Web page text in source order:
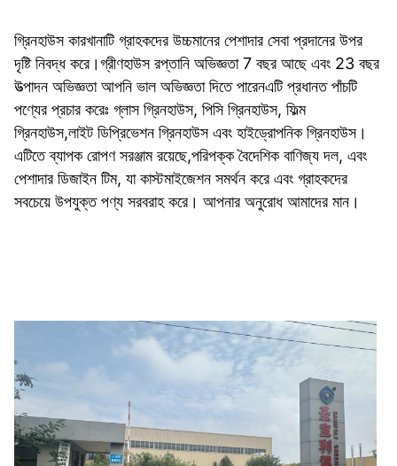
গ্রিনহাউস কারখানাটি গ্রাহকদের উচ্চমানের পেশাদার সেবা প্রদানের উপর
দৃষ্টি নিবদ্ধ করে।গ্রীণহাউস রপ্তানি অভিজ্ঞতা 7 বছর আছে এবং 23 বছর
উত্পাদন অভিজ্ঞতা আপনি ভাল অভিজ্ঞতা দিতে পারেনএটি প্রধানত পাঁচটি
পণ্যের প্রচার করেঃ গ্লাস গ্রিনহাউস, পিসি গ্রিনহাউস, ফিল্ম
গ্রিনহাউস,লাইট ডিপ্রিভেশন গ্রিনহাউস এবং হাইড্রোপনিক গ্রিনহাউস।
এটিতে ব্যাপক রোপণ সরঞ্জাম রয়েছে,পরিপক্ক বৈদেশিক বাণিজ্য দল, এবং
পেশাদার ডিজাইন টিম, যা কাস্টমাইজেশন সমর্থন করে এবং গ্রাহকদের
সবচেয়ে উপযুক্ত পণ্য সরবরাহ করে। আপনার অনুরোধ আমাদের মান।